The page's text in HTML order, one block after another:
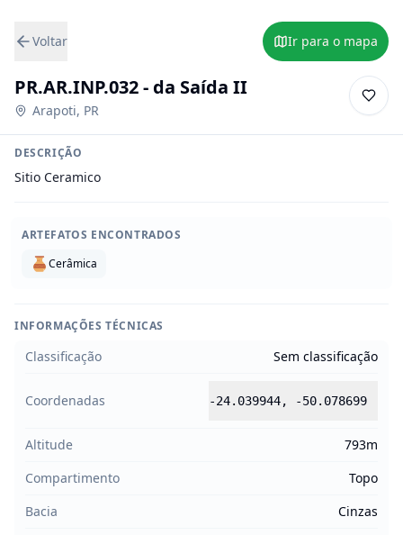
Voltar Ir para o mapa
PR.AR.INP.032 - da Saída II
Arapoti, PR
DESCRIÇÃO
Sitio Ceramico
ARTEFATOS ENCONTRADOS
Cerâmica
INFORMAÇÕES TÉCNICAS
Classificação Sem classificação
Coordenadas -24.039944, -50.078699
Altitude
793m
Compartimento
Topo
Bacia
Cinzas